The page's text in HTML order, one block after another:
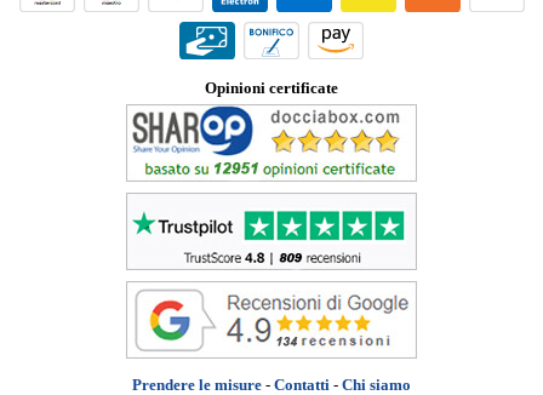
Opinioni certificate
Prendere le misure - Contatti - Chi siamo